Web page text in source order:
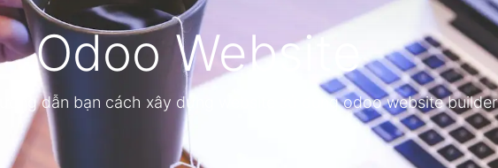
Odoo Website
dẫn bạn cách xây dựng website sử dụng odoo website builder